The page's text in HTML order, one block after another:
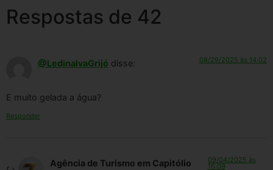
Respostas de 42
@LedinalvaGrijó disse: 08/29/2025 às 14:02
E muito gelada a água?
Responder
Agência de Turismo em Capitólio
09/04/2025 às
16:09